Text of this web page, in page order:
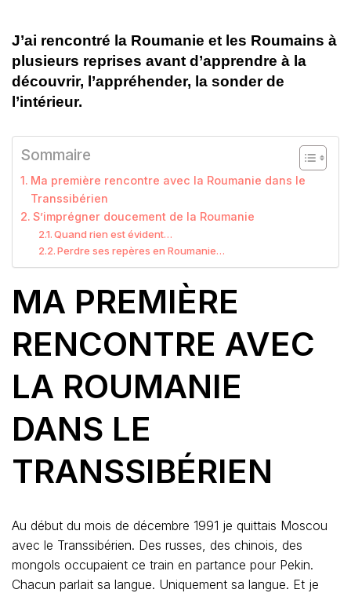
J’ai rencontré la Roumanie et les Roumains à
plusieurs reprises avant d’apprendre à la
découvrir, l’appréhender, la sonder de
l’intérieur.
Sommaire
Ma première rencontre avec la Roumanie dans le
Transsibérien
S’imprégner doucement de la Roumanie
Quand rien est évident…
Perdre ses repères en Roumanie…
MA PREMIÈRE
RENCONTRE AVEC
LA ROUMANIE
DANS LE
TRANSSIBÉRIEN
Au début du mois de décembre 1991 je quittais Moscou
avec le Transsibérien. Des russes, des chinois, des
mongols occupaient ce train en partance pour Pekin.
Chacun parlait sa langue. Uniquement sa langue. Et je